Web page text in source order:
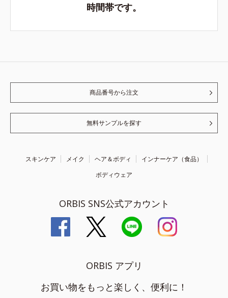
時間帯です。
商品番号から注文
無料サンプルを探す
スキンケア メイク ヘア＆ボディ
インナーケア（食品）
ボディウェア
ORBIS SNS公式アカウント
ORBIS アプリ
お買い物をもっと楽しく、便利に！